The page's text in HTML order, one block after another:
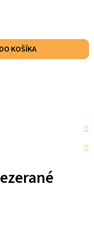
DO KOŠÍKA